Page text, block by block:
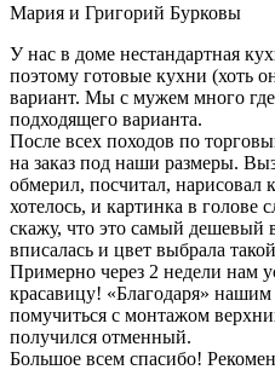
Мария и Григорий Бурковы
У нас в доме нестандартная
поэтому готовые кухни (хоть
вариант. Мы с мужем много
подходящего варианта.
После всех походов по
на заказ под наши размеры.
обмерил, посчитал, нарисовал
хотелось, и картинка в голове
скажу, что это самый дешевый
вписалась и цвет выбрала
Примерно через 2 недели нам
красавицу! «Благодаря»
помучиться с монтажом
получился отменный.
Большое всем спасибо!